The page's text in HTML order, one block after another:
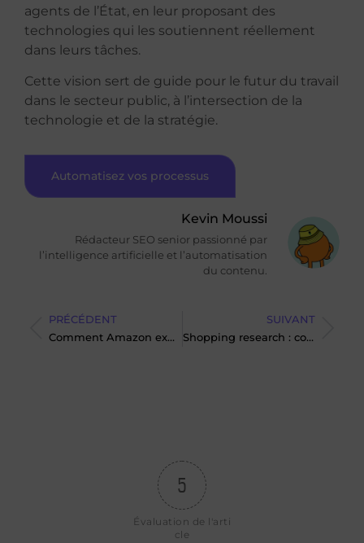
agents de l’État, en leur proposant des
technologies qui les soutiennent réellement
dans leurs tâches.
Cette vision sert de guide pour le futur du travail
dans le secteur public, à l’intersection de la
technologie et de la stratégie.
Automatisez vos processus
Kevin Moussi
Rédacteur SEO senior passionné par
l’intelligence artificielle et l’automatisation
du contenu.
PRÉCÉDENT
Comment Amazon exploite-t-il les agents d’IA pour dénicher les bugs ?
SUIVANT
Shopping research : comment OpenAI révolutionne le guide d’achat en ligne ?
5
Évaluation de l'arti
cle